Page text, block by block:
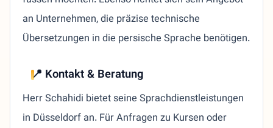
an Unternehmen, die präzise technische
Übersetzungen in die persische Sprache benötigen.
📍 Kontakt & Beratung
Herr Schahidi bietet seine Sprachdienstleistungen
in Düsseldorf an. Für Anfragen zu Kursen oder